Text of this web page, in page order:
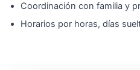
Coordinación con familia y
Horarios por horas, días